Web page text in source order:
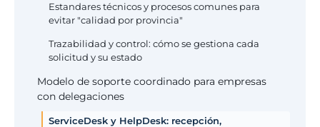
industria
GxP, AEMPS, ISO
Estandares técnicos y procesos comunes para
evitar "calidad por provincia"
Trazabilidad y control: cómo se gestiona cada
solicitud y su estado
Modelo de soporte coordinado para empresas
con delegaciones
ServiceDesk y HelpDesk: recepción,